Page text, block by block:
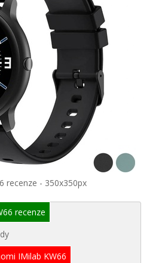
recenze - 350x350px
recenze
IMilab KW66